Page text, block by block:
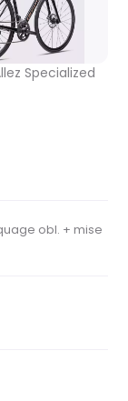
Specialized
obl. + mise